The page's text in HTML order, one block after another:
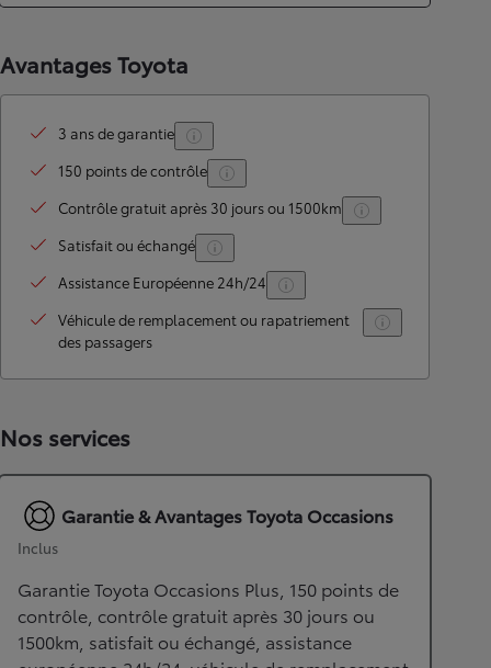
Avantages Toyota
3 ans de garantie
150 points de contrôle
Contrôle gratuit après 30 jours ou 1500km
Satisfait ou échangé
Assistance Européenne 24h/24
Véhicule de remplacement ou rapatriement
des passagers
Nos services
Garantie & Avantages Toyota Occasions
Inclus
Garantie Toyota Occasions Plus, 150 points de
contrôle, contrôle gratuit après 30 jours ou
1500km, satisfait ou échangé, assistance